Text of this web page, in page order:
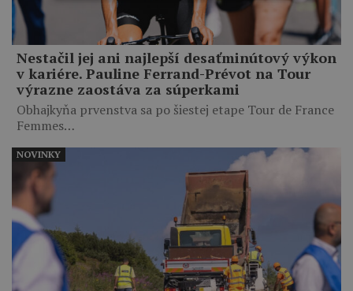
Nestačil jej ani najlepší desaťminútový výkon
v kariére. Pauline Ferrand-Prévot na Tour
výrazne zaostáva za súperkami
Obhajkyňa prvenstva sa po šiestej etape Tour de France
Femmes…
NOVINKY